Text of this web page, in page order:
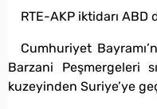
RTE-AKP iktidarı ABD
Cumhuriyet
Barzani Peşmergeleri
kuzeyinden Suriye’ye